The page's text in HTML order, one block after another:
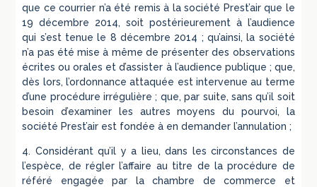
que ce courrier n’a été remis à la société Prest’air que le
19 décembre 2014, soit postérieurement à l’audience
qui s’est tenue le 8 décembre 2014 ; qu’ainsi, la société
n’a pas été mise à même de présenter des observations
écrites ou orales et d’assister à l’audience publique ; que,
dès lors, l’ordonnance attaquée est intervenue au terme
d’une procédure irrégulière ; que, par suite, sans qu’il soit
besoin d’examiner les autres moyens du pourvoi, la
société Prest’air est fondée à en demander l’annulation ;
4. Considérant qu’il y a lieu, dans les circonstances de
l’espèce, de régler l’affaire au titre de la procédure de
référé engagée par la chambre de commerce et